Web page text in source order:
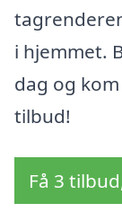
i hjemmet.
dag og
tilbud!
Få 3